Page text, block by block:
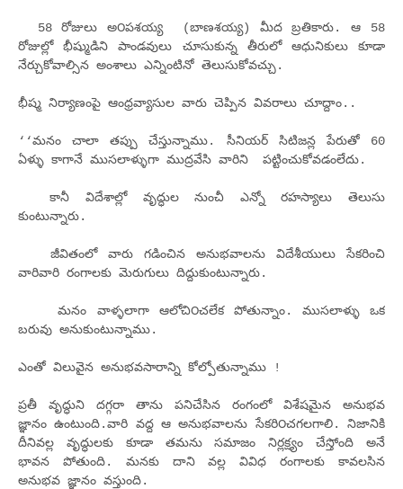
58 రోజులు అ౦ప‌శ‌య్య‌ (బాణశయ్య) మీద బ్రతికారు. ఆ 58
రోజుల్లో భీష్ముడిని పాండవులు చూసుకున్న తీరులో ఆధునికులు కూడా
నేర్చుకోవాల్సిన అంశాలు ఎన్నింటినో తెలుసుకోవ‌చ్చు.
భీష్మ నిర్యాణంపై ఆంధ్రవ్యాసుల వారు చెప్పిన వివరాలు చూద్దాం..
‘‘మనం చాలా తప్పు చేస్తున్నాము. సీనియర్ సిటిజన్ల పేరుతో 60
ఏళ్ళు కాగానే ముస‌లాళ్ళుగా ముద్రవేసి వారిని పట్టించుకోవడంలేదు.
కానీ విదేశాల్లో వృద్ధుల నుంచీ ఎన్నో రహస్యాలు తెలుసు
కుంటున్నారు.
జీవితంలో వారు గడించిన అనుభవాలను విదేశీయులు సేకరించి
వారివారి రంగాలకు మెరుగులు దిద్దుకుంటున్నారు.
మనం వాళ్ళలాగా ఆలోచి౦చ‌లేక‌ పోతున్నాం. ముసలాళ్ళు ఒక
బరువు అనుకుంటున్నాము.
ఎంతో విలువైన అనుభవసారాన్ని కోల్పోతున్నాము !
ప్రతీ వృద్ధుని దగ్గరా తాను పనిచేసిన రంగంలో విశేషమైన అనుభవ
జ్ఞానం ఉంటుంది.వారి వ‌ద్ద‌ ఆ అనుభ‌వాల‌ను సేక‌రి౦చ‌గ‌ల‌గాలి. నిజానికి
దీనివల్ల వృద్ధులకు కూడా తమను సమాజం నిర్లక్ష్యం చేస్తోంది అనే
భావన పోతుంది. మనకు దాని వల్ల వివిధ రంగాలకు కావలసిన
అనుభవ జ్ఞానం వస్తుంది.